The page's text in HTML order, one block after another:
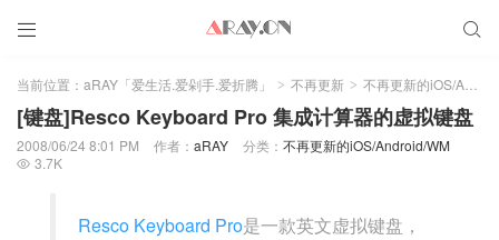
 
当前位置： aRAY「爱生活.爱剁手.爱折腾」 > 不再更新 > 不再更新的iOS/Android/WM
[键盘]Resco Keyboard Pro 集成计算器的虚拟键盘
2008/06/24 8:01 PM 作者： aRAY 分类： 不再更新的iOS/Android/WM
 3.7K
Resco Keyboard Pro是一款英文虚拟键盘，